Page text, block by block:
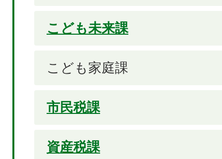
こども未来課
こども家庭課
市民税課
資産税課